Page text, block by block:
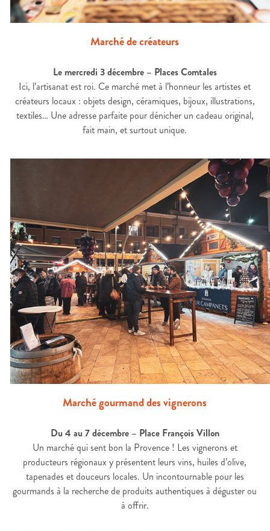
Marché de créateurs
Le mercredi 3 décembre – Places Comtales
Ici, l’artisanat est roi. Ce marché met à l’honneur les artistes et
créateurs locaux : objets design, céramiques, bijoux, illustrations,
textiles… Une adresse parfaite pour dénicher un cadeau original,
fait main, et surtout unique.
Marché gourmand des vignerons
Du 4 au 7 décembre – Place François Villon
Un marché qui sent bon la Provence ! Les vignerons et
producteurs régionaux y présentent leurs vins, huiles d’olive,
tapenades et douceurs locales. Un incontournable pour les
gourmands à la recherche de produits authentiques à déguster ou
à offrir.